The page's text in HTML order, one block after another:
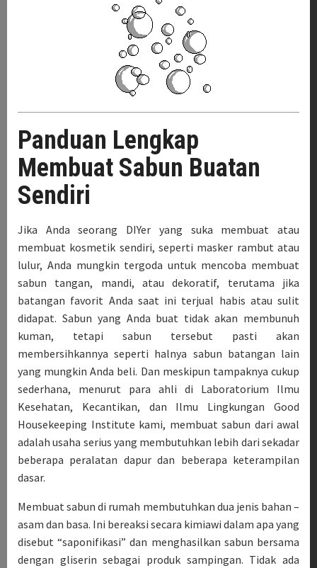
Panduan Lengkap
Membuat Sabun Buatan
Sendiri
Jika Anda seorang DIYer yang suka membuat atau
membuat kosmetik sendiri, seperti masker rambut atau
lulur, Anda mungkin tergoda untuk mencoba membuat
sabun tangan, mandi, atau dekoratif, terutama jika
batangan favorit Anda saat ini terjual habis atau sulit
didapat. Sabun yang Anda buat tidak akan membunuh
kuman, tetapi sabun tersebut pasti akan
membersihkannya seperti halnya sabun batangan lain
yang mungkin Anda beli. Dan meskipun tampaknya cukup
sederhana, menurut para ahli di Laboratorium Ilmu
Kesehatan, Kecantikan, dan Ilmu Lingkungan Good
Housekeeping Institute kami, membuat sabun dari awal
adalah usaha serius yang membutuhkan lebih dari sekadar
beberapa peralatan dapur dan beberapa keterampilan
dasar.
Membuat sabun di rumah membutuhkan dua jenis bahan –
asam dan basa. Ini bereaksi secara kimiawi dalam apa yang
disebut “saponifikasi” dan menghasilkan sabun bersama
dengan gliserin sebagai produk sampingan. Tidak ada